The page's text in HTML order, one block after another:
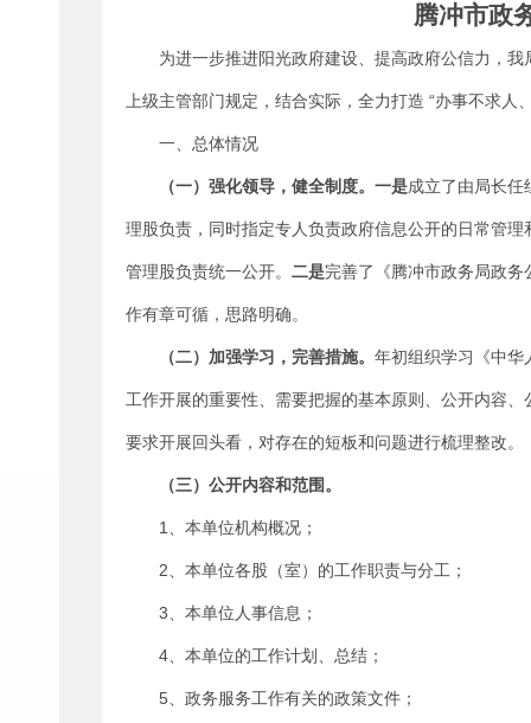
腾冲市政
为进一步推进阳光政府建设、提高政府公信力，
上级主管部门规定，结合实际，全力打造 “办事不求
一、总体情况
（一）强化领导， 健全制度。一是成立了由局长任
理股负责，同时指定专人负责政府信息公开的日常管
管理股负责统一公开。 二是完善了《腾冲市政务局政
作有章可循，思路明确。
（二）加强学习， 完善措施。 年初组织学习《中华
工作开展的重要性、需要把握的基本原则、公开内容
要求开展回头看，对存在的短板和问题进行梳理整改。
（三）公开内容和范围。
1、本单位机构概况；
2、本单位各股（室）的工作职责与分工；
3、本单位人事信息；
4、本单位的工作计划、总结；
5、政务服务工作有关的政策文件；